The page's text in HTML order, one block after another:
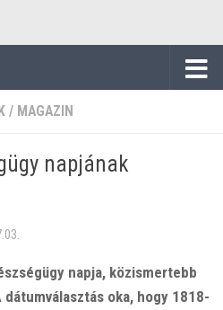
/ MAGAZIN
napjának
napja, közismertebb
oka, hogy 1818-